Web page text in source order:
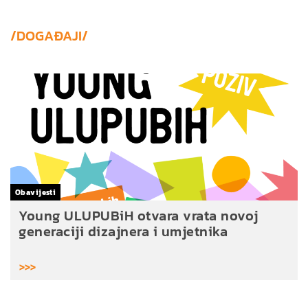
/DOGAĐAJI/
Obavijesti
Young ULUPUBiH otvara vrata novoj
generaciji dizajnera i umjetnika
>>>